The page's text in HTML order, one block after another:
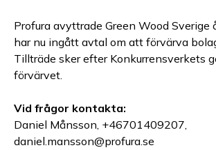
Profura avyttrade Green Wood Sverige
har nu ingått avtal om att förvärva
Tillträde sker efter Konkurrensverkets
förvärvet.
Vid frågor kontakta:
Daniel Månsson, +46701409207,
daniel.mansson@profura.se